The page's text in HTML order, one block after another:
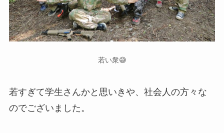
若い衆😅
若すぎて学生さんかと思いきや、社会人の方々な
のでございました。